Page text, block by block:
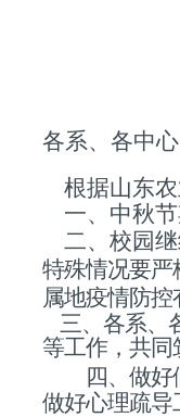
各系、各中心
根据山东
一、中秋节
二、校园继
特殊情况要严
属地疫情防控
三、各系、
等工作，共同
四、 做好
做好心理疏导